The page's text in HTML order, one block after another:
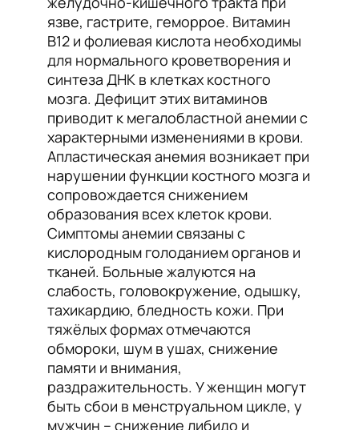
язве, гастрите, геморрое. Витамин
B12 и фолиевая кислота необходимы
для нормального кроветворения и
синтеза ДНК в клетках костного
мозга. Дефицит этих витаминов
приводит к мегалобластной анемии с
характерными изменениями в крови.
Апластическая анемия возникает при
нарушении функции костного мозга и
сопровождается снижением
образования всех клеток крови.
Симптомы анемии связаны с
кислородным голоданием органов и
тканей. Больные жалуются на
слабость, головокружение, одышку,
тахикардию, бледность кожи. При
тяжёлых формах отмечаются
обмороки, шум в ушах, снижение
памяти и внимания,
раздражительность. У женщин могут
быть сбои в менструальном цикле, у
мужчин – снижение либидо и